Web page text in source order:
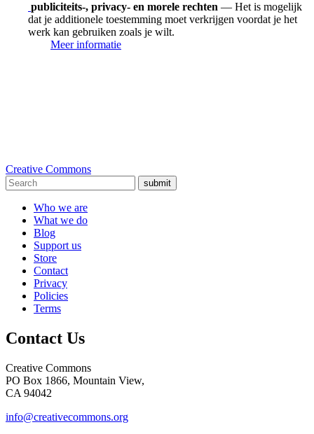
publiciteits-, privacy- en morele rechten — Het is mogelijk
dat je additionele toestemming moet verkrijgen voordat je het
werk kan gebruiken zoals je wilt.
Meer informatie
Creative Commons
submit
Who we are
What we do
Blog
Support us
Store
Contact
Privacy
Policies
Terms
Contact Us
Creative Commons
PO Box 1866, Mountain View,
CA 94042
info@creativecommons.org